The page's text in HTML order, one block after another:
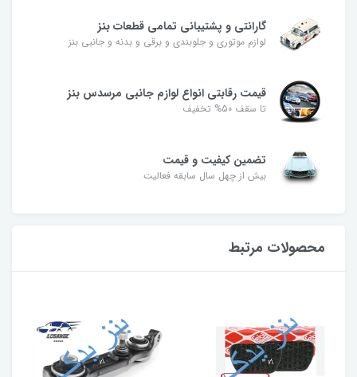
گارانتی و پشتیبانی تمامی قطعات بنز
لوازم موتوری و جلوبندی و برقی و بدنه و جانبی بنز
قیمت رقابتی انواع لوازم جانبی مرسدس بنز
تا سقف 50% تخفیف
تضمین کیفیت و قیمت
بیش از چهل سال سابقه فعالیت
محصولات مرتبط